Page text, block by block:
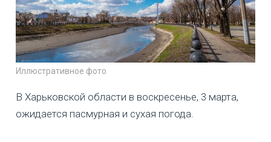
Иллюстративное фото
В Харьковской области в воскресенье, 3 марта,
ожидается пасмурная и сухая погода.